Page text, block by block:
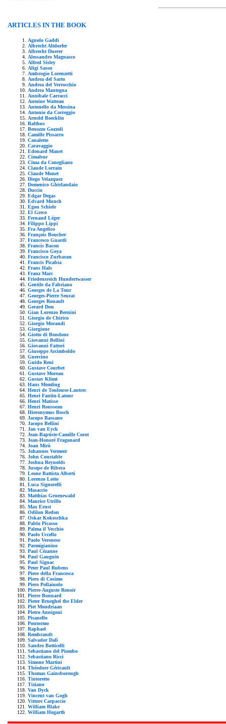
ARTICLES IN THE BOOK
Agnolo Gaddi
Albrecht Altdorfer
Albrecht Duerer
Alessandro Magnasco
Alfred Sisley
Aligi Sassu
Ambrogio Lorenzetti
Andrea del Sarto
Andrea del Verrocchio
Andrea Mantegna
Annibale Carracci
Antoine Watteau
Antonello da Messina
Antonio da Correggio
Arnold Boecklin
Balthus
Benozzo Gozzoli
Camille Pissarro
Canaletto
Caravaggio
Edouard Manet
Cimabue
Cima da Conegliano
Claude Lorrain
Claude Monet
Diego Velazquez
Domenico Ghirlandaio
Duccio
Edgar Degas
Edvard Munch
Egon Schiele
El Greco
Fernand Léger
Filippo Lippi
Fra Angelico
François Boucher
Francesco Guardi
Francis Bacon
Francisco Goya
Francisco Zurbaran
Francis Picabia
Frans Hals
Franz Marc
Friedensreich Hundertwasser
Gentile da Fabriano
Georges de La Tour
Georges-Pierre Seurat
Georges Rouault
Gerard Dou
Gian Lorenzo Bernini
Giorgio de Chirico
Giorgio Morandi
Giorgione
Giotto di Bondone
Giovanni Bellini
Giovanni Fattori
Giuseppe Arcimboldo
Guercino
Guido Reni
Gustave Courbet
Gustave Moreau
Gustav Klimt
Hans Memling
Henri de Toulouse-Lautrec
Henri Fantin-Latour
Henri Matisse
Henri Rousseau
Hieronymus Bosch
Jacopo Bassano
Jacopo Bellini
Jan van Eyck
Jean-Baptiste-Camille Corot
Jean-Honoré Fragonard
Joan Mirò
Johannes Vermeer
John Constable
Joshua Reynolds
Jusepe de Ribera
Leone Battista Alberti
Lorenzo Lotto
Luca Signorelli
Masaccio
Matthias Gruenewald
Maurice Utrillo
Max Ernst
Odilon Redon
Oskar Kokoschka
Pablo Picasso
Palma il Vecchio
Paolo Uccello
Paolo Veronese
Parmigianino
Paul Cézanne
Paul Gauguin
Paul Signac
Peter Paul Rubens
Piero della Francesca
Piero di Cosimo
Piero Pollaiuolo
Pierre-Auguste Renoir
Pierre Bonnard
Pieter Brueghel the Elder
Piet Mondriaan
Pietro Annigoni
Pisanello
Pontormo
Raphael
Rembrandt
Salvador Dalì
Sandro Botticelli
Sebastiano del Piombo
Sebastiano Ricci
Simone Martini
Théodore Géricault
Thomas Gainsborough
Tintoretto
Tiziano
Van Dyck
Vincent van Gogh
Vittore Carpaccio
William Blake
William Hogarth